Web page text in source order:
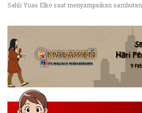
Sahli Yuas Elko saat menyampaikan sambutan.